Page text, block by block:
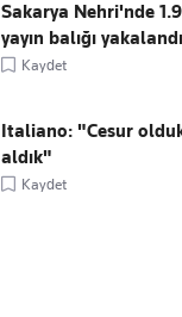
Sakarya Nehri'nde
yayın balığı yakalandı
Kaydet
Italiano: "Cesur olduk
aldık"
Kaydet